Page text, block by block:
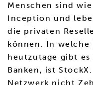
Menschen sind
Inception und
die privaten
können. In welche
heutzutage gibt
Banken, ist
Netzwerk nicht